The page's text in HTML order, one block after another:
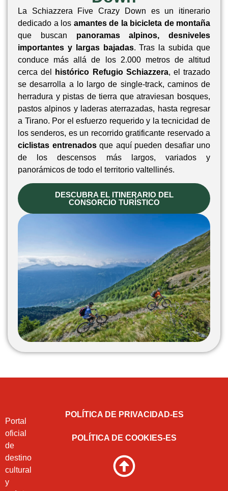
La Schiazzera Five Crazy Down es un itinerario
dedicado a los amantes de la bicicleta de montaña
que buscan panoramas alpinos, desniveles
importantes y largas bajadas. Tras la subida que
conduce más allá de los 2.000 metros de altitud
cerca del
histórico Refugio Schiazzera, el trazado
se desarrolla a lo largo de single-track, caminos de
herradura y pistas de tierra que atraviesan bosques,
pastos alpinos y laderas aterrazadas, hasta regresar
a Tirano. Por el esfuerzo requerido y la tecnicidad de
los senderos, es un recorrido gratificante reservado a
ciclistas entrenadosque aquí pueden desafiar uno
de los descensos más largos, variados y
panorámicos de todo el territorio valtellinés.
DESCUBRA EL ITINERARIO DEL
CONSORCIO TURÍSTICO
Portal
oficial
de
destino
cultural
y
POLÍTICA DE PRIVACIDAD-ES
POLÍTICA DE COOKIES-ES